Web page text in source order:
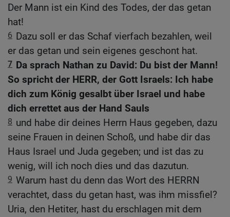
Der Mann ist ein Kind des Todes, der das getan
hat!
6 Dazu soll er das Schaf vierfach bezahlen, weil
er das getan und sein eigenes geschont hat.
7 Da sprach Nathan zu David: Du bist der Mann!
So spricht der HERR, der Gott Israels: Ich habe
dich zum König gesalbt über Israel und habe
dich errettet aus der Hand Sauls
8 und habe dir deines Herrn Haus gegeben, dazu
seine Frauen in deinen Schoß, und habe dir das
Haus Israel und Juda gegeben; und ist das zu
wenig, will ich noch dies und das dazutun.
9 Warum hast du denn das Wort des HERRN
verachtet, dass du getan hast, was ihm missfiel?
Uria, den Hetiter, hast du erschlagen mit dem